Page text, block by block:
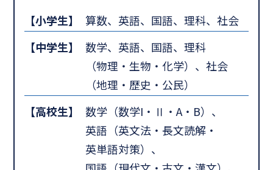
【小学生】
算数、英語、国語、理科、社会
【中学生】
数学、英語、国語、理科
（物理・生物・化学）、社会
（地理・歴史・公民）
【高校生】
数学（数学I・Ⅱ・A・B）、
英語（英文法・長文読解・
英単語対策）、